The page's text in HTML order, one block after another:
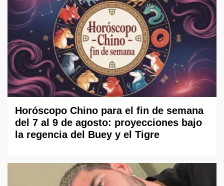
Horóscopo Chino para el fin de semana
del 7 al 9 de agosto: proyecciones bajo
la regencia del Buey y el Tigre